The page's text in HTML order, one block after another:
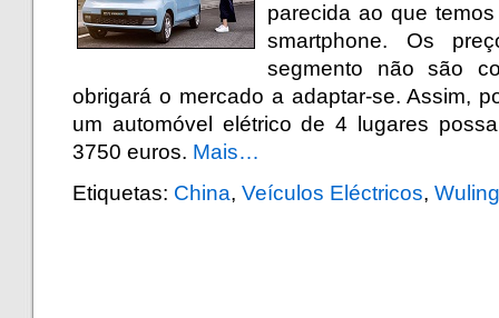
parecida ao que
smartphone. Os
segmento não são
obrigará o mercado a adaptar-se. Assim,
um automóvel elétrico de 4 lugares
3750 euros. Mais…
Etiquetas: China, Veículos Eléctricos,